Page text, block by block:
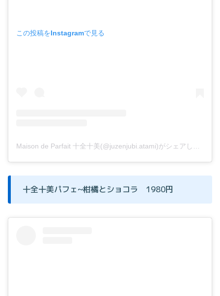
この投稿をInstagramで見る
十全十美パフェ~柑橘とショコラ 1980円